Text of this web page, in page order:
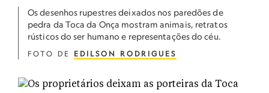
Os desenhos rupestres deixados nos paredões de
pedra da Toca da Onça mostram animais, retratos
rústicos do ser humano e representações do céu.
FOTO DE EDILSON RODRIGUES